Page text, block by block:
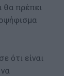
θα πρέπει
ότι είναι